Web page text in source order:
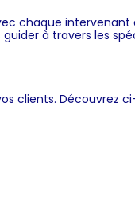
chaque
à travers les
clients. Découvrez